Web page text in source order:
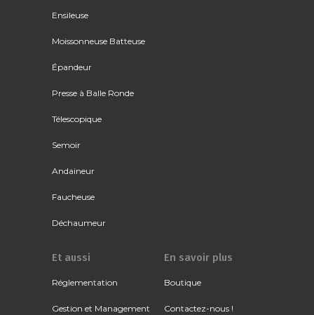
Ensileuse
Moissonneuse Batteuse
Épandeur
Presse à Balle Ronde
Télescopique
Semoir
Andaineur
Faucheuse
Déchaumeur
Et aussi
Réglementation
Gestion et Management
En savoir plus
Boutique
Contactez-nous !